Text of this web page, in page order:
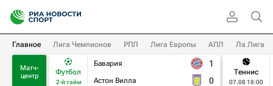
Главное Лига Чемпионов РПЛ Лига Европы АПЛ Ла Лига
Матч-
центр
Футбол
2-й тайм
Бавария
Астон Вилла
1
0
Теннис
07.08 18:00